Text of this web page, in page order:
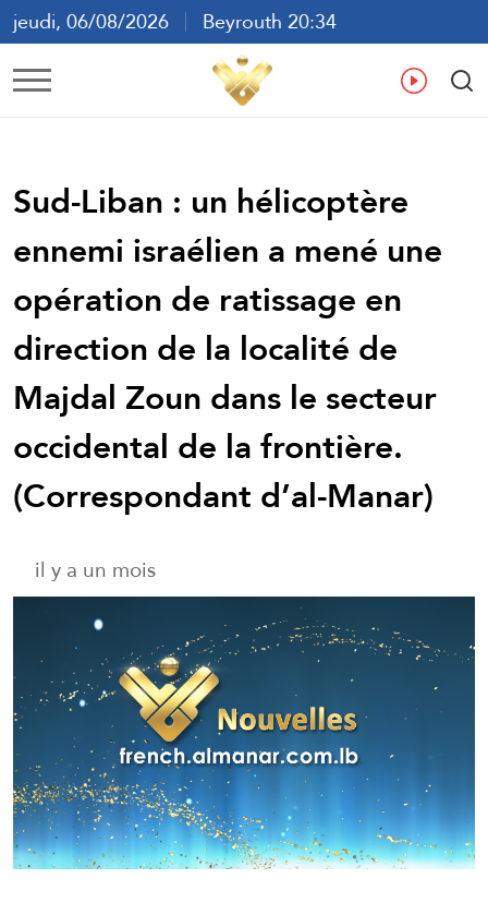
jeudi, 06/08/2026
Beyrouth 20:34
ع
Sud-Liban : un hélicoptère
ennemi israélien a mené une
opération de ratissage en
direction de la localité de
Majdal Zoun dans le secteur
occidental de la frontière.
(Correspondant d’al-Manar)
il y a un mois